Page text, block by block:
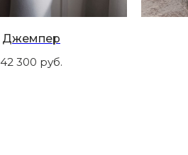
Джемпер
42 300 руб.